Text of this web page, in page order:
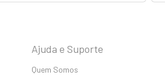
Ajuda e Suporte
Quem Somos